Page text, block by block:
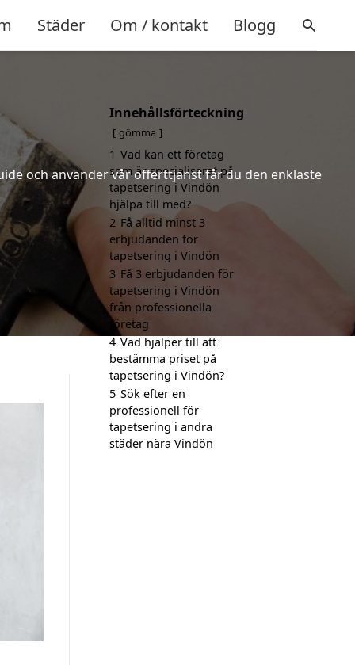
Städer Om / kontakt Blogg
och använder vår offerttjänst får du den enklaste
Innehållsförteckning
gömma
1 Vad kan ett företag
som är specialiserat på
tapetsering i Vindön
hjälpa till med?
2 Få alltid minst 3
erbjudanden för
tapetsering i Vindön
3 Få 3 erbjudanden för
tapetsering i Vindön
från professionella
företag
4 Vad hjälper till att
bestämma priset på
tapetsering i Vindön?
5 Sök efter en
professionell för
tapetsering i andra
städer nära Vindön